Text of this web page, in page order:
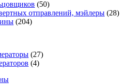
(50)
отправлений, мэйлеры (28)
(204)
(27)
(4)